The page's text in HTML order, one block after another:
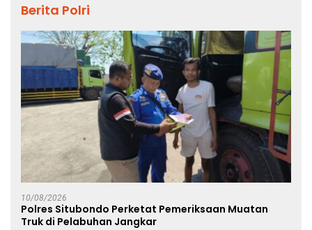
Berita Polri
10/08/2026
Polres Situbondo Perketat Pemeriksaan Muatan
Truk di Pelabuhan Jangkar